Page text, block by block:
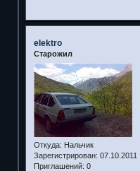
elektro
Старожил
Откуда: Нальчик
Зарегистрирован: 07.10.2011
Приглашений: 0